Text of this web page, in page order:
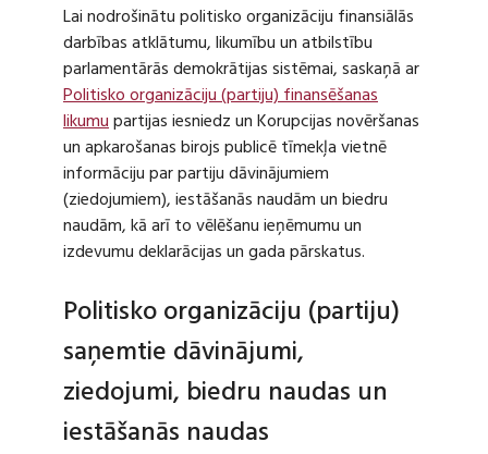
Lai nodrošinātu politisko organizāciju finansiālās
darbības atklātumu, likumību un atbilstību
parlamentārās demokrātijas sistēmai, saskaņā ar
Politisko organizāciju (partiju) finansēšanas
likumupartijas iesniedz un Korupcijas novēršanas
un apkarošanas birojs publicē tīmekļa vietnē
informāciju par partiju dāvinājumiem
(ziedojumiem), iestāšanās naudām un biedru
naudām, kā arī to vēlēšanu ieņēmumu un
izdevumu deklarācijas un gada pārskatus.
Politisko organizāciju (partiju)
saņemtie dāvinājumi,
ziedojumi, biedru naudas un
iestāšanās naudas